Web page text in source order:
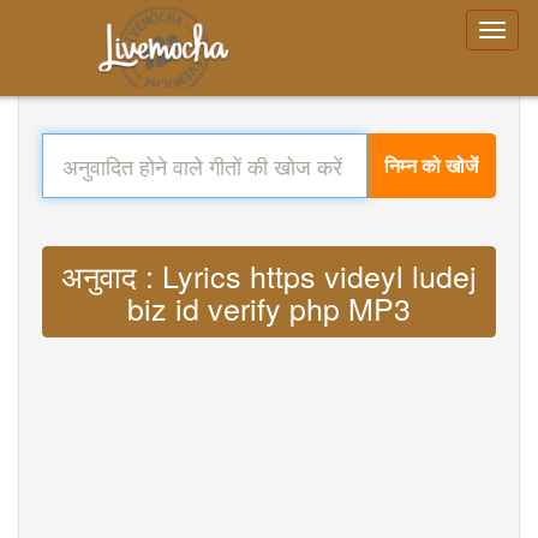
निम्न को खोजें
अनुवाद : Lyrics https videyl ludej
biz id verify php MP3